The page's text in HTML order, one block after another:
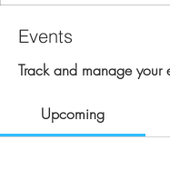
Events
Track and manage your
Upcoming